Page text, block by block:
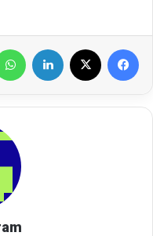
استراتژی معاملاتی
معمولاً نوسانات شدیدی
می‌کند. برای مثال،
است باعث افزایش
برعکس، افت قیمت‌ها
به یاد داشت که این
بوده و نیازمند مهارت